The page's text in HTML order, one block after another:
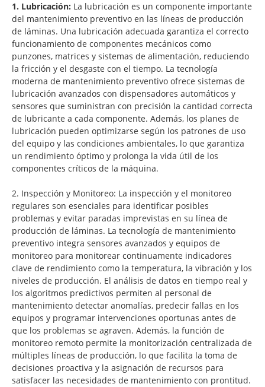
1. Lubricación: La lubricación es un componente importante
del mantenimiento preventivo en las líneas de producción
de láminas. Una lubricación adecuada garantiza el correcto
funcionamiento de componentes mecánicos como
punzones, matrices y sistemas de alimentación, reduciendo
la fricción y el desgaste con el tiempo. La tecnología
moderna de mantenimiento preventivo ofrece sistemas de
lubricación avanzados con dispensadores automáticos y
sensores que suministran con precisión la cantidad correcta
de lubricante a cada componente. Además, los planes de
lubricación pueden optimizarse según los patrones de uso
del equipo y las condiciones ambientales, lo que garantiza
un rendimiento óptimo y prolonga la vida útil de los
componentes críticos de la máquina.
2. Inspección y Monitoreo: La inspección y el monitoreo
regulares son esenciales para identificar posibles
problemas y evitar paradas imprevistas en su línea de
producción de láminas. La tecnología de mantenimiento
preventivo integra sensores avanzados y equipos de
monitoreo para monitorear continuamente indicadores
clave de rendimiento como la temperatura, la vibración y los
niveles de producción. El análisis de datos en tiempo real y
los algoritmos predictivos permiten al personal de
mantenimiento detectar anomalías, predecir fallas en los
equipos y programar intervenciones oportunas antes de
que los problemas se agraven. Además, la función de
monitoreo remoto permite la monitorización centralizada de
múltiples líneas de producción, lo que facilita la toma de
decisiones proactiva y la asignación de recursos para
satisfacer las necesidades de mantenimiento con prontitud.